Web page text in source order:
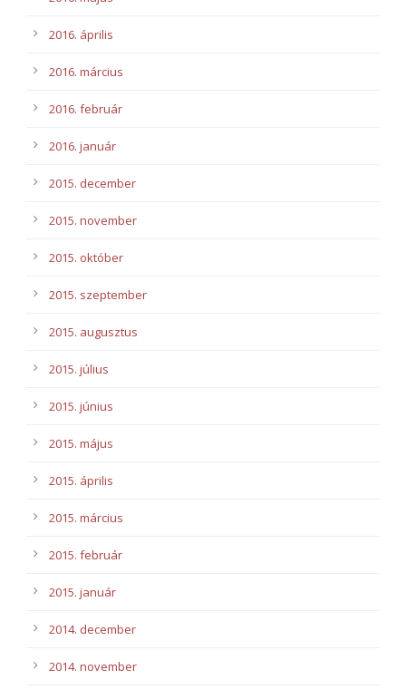
2016. április
2016. március
2016. február
2016. január
2015. december
2015. november
2015. október
2015. szeptember
2015. augusztus
2015. július
2015. június
2015. május
2015. április
2015. március
2015. február
2015. január
2014. december
2014. november